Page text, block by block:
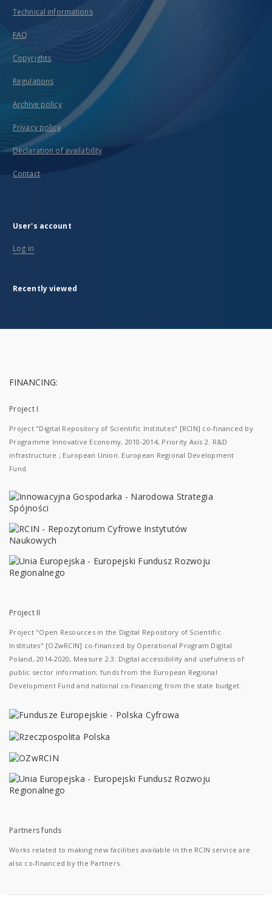
Technical informations
FAQ
Copyrights
Regulations
Archive policy
Privacy policy
Declaration of availability
Contact
User's account
Log in
Recently viewed
FINANCING:
Project I
Project "Digital Repository of Scientific Institutes" [RCIN] co-financed by
Programme Innovative Economy, 2010-2014, Priority Axis 2. R&D
infrastructure ; European Union. European Regional Development
Fund.
Project II
Project "Open Resources in the Digital Repository of Scientific
Institutes" [OZwRCIN] co-financed by Operational Program Digital
Poland, 2014-2020, Measure 2.3: Digital accessibility and usefulness of
public sector information; funds from the European Regional
Development Fund and national co-financing from the state budget.
Partners funds
Works related to making new facilities available in the RCIN service are
also co-financed by the Partners.